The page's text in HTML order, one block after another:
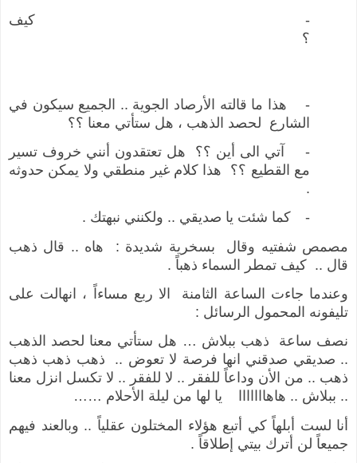
-
كيف
؟
-
هذا ما قالته الأرصاد الجوية .. الجميع سيكون في
الشارع لحصد الذهب ، هل ستأتي معنا ؟؟
-
آتي الى أين ؟؟
هل تعتقدون أنني خروف تسير
مع القطيع ؟؟
هذا كلام غير منطقي ولا يمكن حدوثه
.
-
كما شئت يا صديقي .. ولكنني نبهتك .
مصمص شفتيه وقال
بسخرية شديدة :
هاه .. قال ذهب
قال .. كيف تمطر السماء ذهباً .
وعندما جاءت الساعة الثامنة
الا ربع مساءاً ، انهالت على
تليفونه المحمول الرسائل :
نصف ساعة
ذهب ببلاش … هل ستأتي معنا لحصد الذهب
.. صديقي صدقني انها فرصة لا تعوض ..
ذهب ذهب ذهب
ذهب .. من الأن وداعاً للفقر .. لا للفقر .. لا تكسل انزل معنا
.. ببلاش .. هاهااااااا
يا لها من ليلة الأحلام ……
أنا لست أبلهاً كي أتبع هؤلاء المختلون عقلياً .. وبالعند فيهم
جميعاً لن أترك بيتي إطلاقاً .